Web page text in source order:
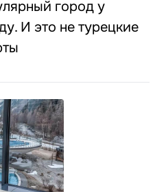
город у
И это не турецкие